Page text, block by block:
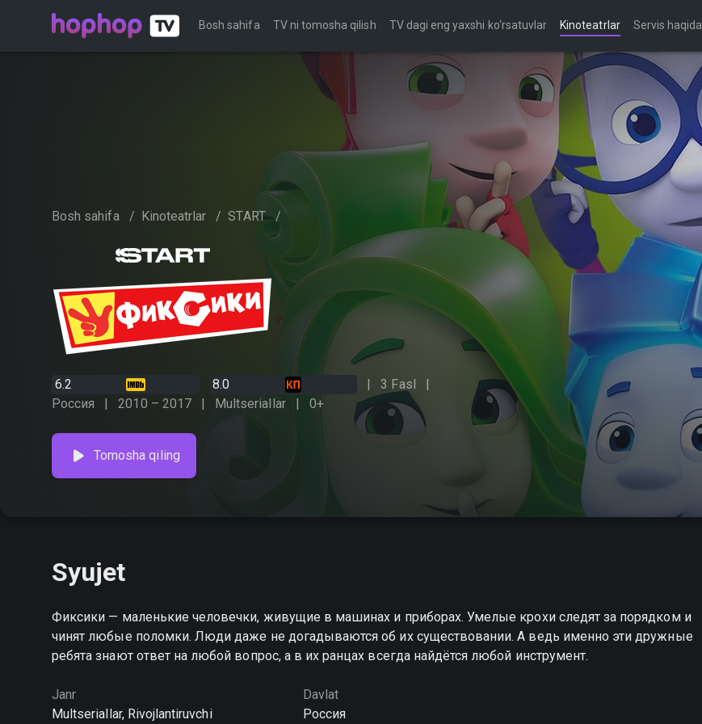
Bosh sahifa TV ni tomosha qilish TV dagi eng yaxshi ko‘rsatuvlar Kinoteatrlar Servis haqida
Bosh sahifa / Kinoteatrlar / START /
6.2 8.0
3 Fasl
Россия
2010 – 2017 Multseriallar 0+
Tomosha qiling
Syujet
Фиксики — маленькие человечки, живущие в машинах и приборах. Умелые крохи следят за порядком и
чинят любые поломки. Люди даже не догадываются об их существовании. А ведь именно эти дружные
ребята знают ответ на любой вопрос, а в их ранцах всегда найдётся любой инструмент.
Janr
Multseriallar, Rivojlantiruvchi
Davlat
Россия